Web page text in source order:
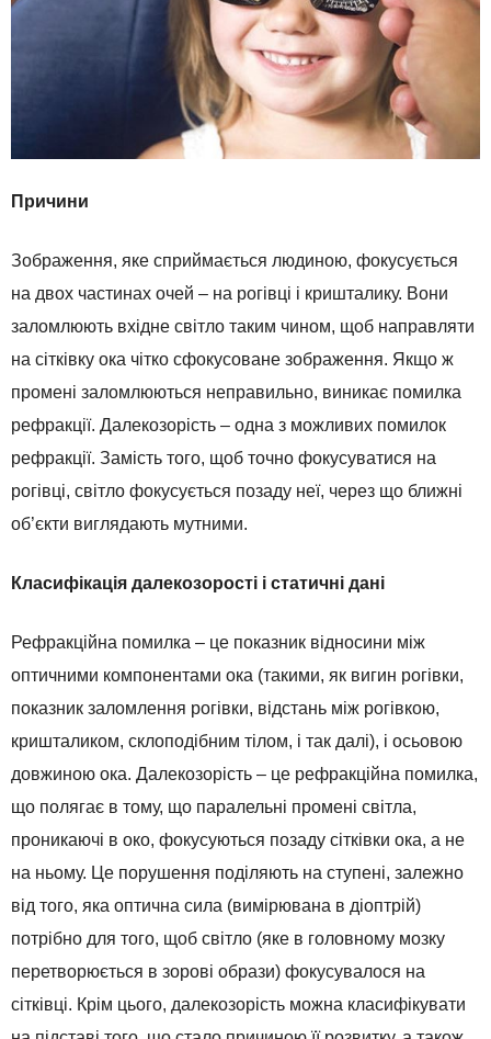
Причини
Зображення, яке сприймається людиною, фокусується
на двох частинах очей – на рогівці і кришталику. Вони
заломлюють вхідне світло таким чином, щоб направляти
на сітківку ока чітко сфокусоване зображення. Якщо ж
промені заломлюються неправильно, виникає помилка
рефракції. Далекозорість – одна з можливих помилок
рефракції. Замість того, щоб точно фокусуватися на
рогівці, світло фокусується позаду неї, через що ближні
об’єкти виглядають мутними.
Класифікація далекозорості і статичні дані
Рефракційна помилка – це показник відносини між
оптичними компонентами ока (такими, як вигин рогівки,
показник заломлення рогівки, відстань між рогівкою,
кришталиком, склоподібним тілом, і так далі), і осьовою
довжиною ока. Далекозорість – це рефракційна помилка,
що полягає в тому, що паралельні промені світла,
проникаючі в око, фокусуються позаду сітківки ока, а не
на ньому. Це порушення поділяють на ступені, залежно
від того, яка оптична сила (вимірювана в діоптрій)
потрібно для того, щоб світло (яке в головному мозку
перетворюється в зорові образи) фокусувалося на
сітківці. Крім цього, далекозорість можна класифікувати